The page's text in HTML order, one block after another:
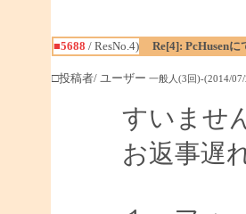
■5688 / ResNo.4) Re[4]: PcHusen
□投稿者/ ユーザー 一般人(3回)-(2014/
すいませ
お返事遅